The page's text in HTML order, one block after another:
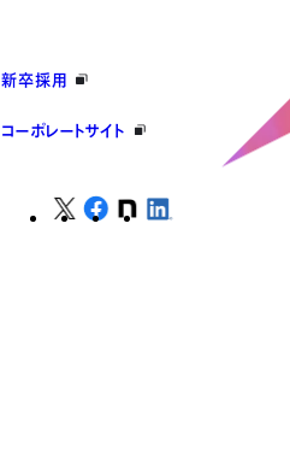
新卒採用
コーポレートサイト